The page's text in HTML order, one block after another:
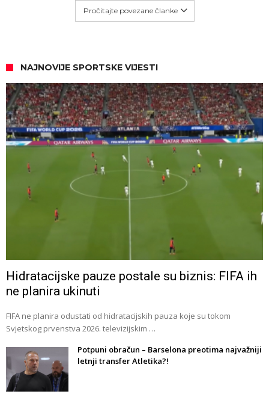
Pročitajte povezane članke
NAJNOVIJE SPORTSKE VIJESTI
Hidratacijske pauze postale su biznis: FIFA ih
ne planira ukinuti
FIFA ne planira odustati od hidratacijskih pauza koje su tokom
Svjetskog prvenstva 2026. televizijskim …
Potpuni obračun – Barselona preotima najvažniji
letnji transfer Atletika?!